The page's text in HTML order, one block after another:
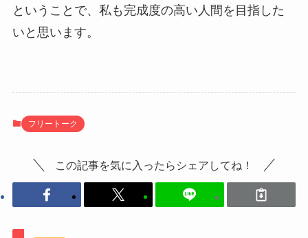
ということで、私も完成度の高い人間を目指した
いと思います。
フリートーク
この記事を気に入ったらシェアしてね！